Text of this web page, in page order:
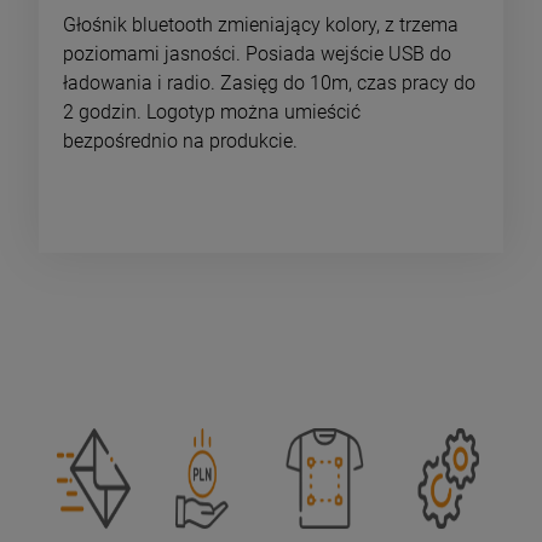
Głośnik bluetooth zmieniający kolory, z trzema
poziomami jasności. Posiada wejście USB do
ładowania i radio. Zasięg do 10m, czas pracy do
2 godzin. Logotyp można umieścić
bezpośrednio na produkcie.